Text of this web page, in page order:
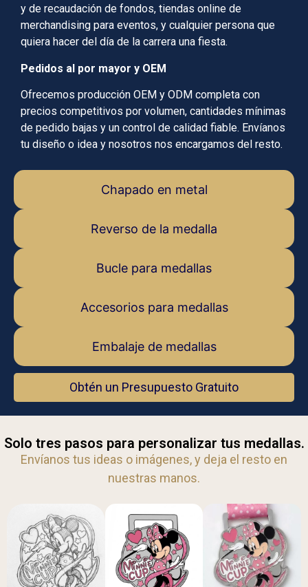
Chapado en metal
Reverso de la medalla
Bucle para medallas
Accesorios para medallas
Embalaje de medallas
y de recaudación de fondos, tiendas online de
merchandising para eventos, y cualquier persona que
quiera hacer del día de la carrera una fiesta.
Pedidos al por mayor y OEM
Ofrecemos producción OEM y ODM completa con
precios competitivos por volumen, cantidades mínimas
de pedido bajas y un control de calidad fiable. Envíanos
tu diseño o idea y nosotros nos encargamos del resto.
Obtén un Presupuesto Gratuito
Solo tres pasos para personalizar tus medallas.
Envíanos tus ideas o imágenes, y deja el resto en
nuestras manos.